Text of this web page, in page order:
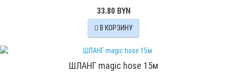
33.80 BYN
В КОРЗИНУ
ШЛАНГ magic hose 15м